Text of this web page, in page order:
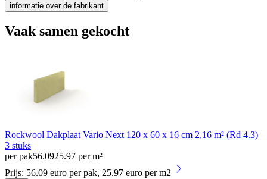
informatie over de fabrikant
Vaak samen gekocht
Rockwool Dakplaat Vario Next 120 x 60 x 16 cm 2,16 m² (Rd 4.3)
3 stuks
per pak56.0925.97 per m²
Prijs: 56.09 euro per pak, 25.97 euro per m2